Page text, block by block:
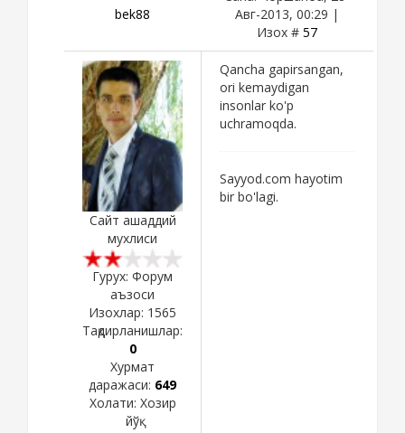
bek88
Авг-2013, 00:29 |
Изох # 57
Сайт ашаддий
мухлиси
Гурух: Форум
аъзоси
Изохлар: 1565
Тақдирланишлар:
0
Хурмат
даражаси: 649
Холати: Хозир
йўқ
Qancha gapirsangan,
ori kemaydigan
insonlar ko'p
uchramoqda.
Sayyod.com hayotim
bir bo'lagi.